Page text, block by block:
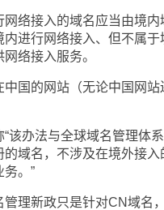
接入的域名应当由境内
进行网络接入、但不属
络接入服务。
的网站（无论中国网站
“该办法与全球域名管理体
域名，不涉及在境外接
。”
新政只是针对CN域名，